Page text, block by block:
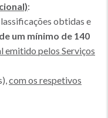
:
obtidas e
um mínimo de 140
emitido pelos Serviços
com os respetivos